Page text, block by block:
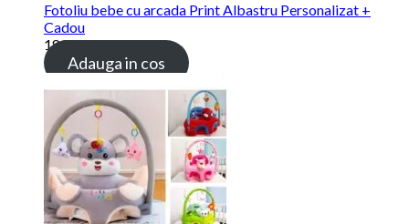
Fotoliu bebe cu arcada Print Albastru Personalizat +
Cadou
189.00lei
Adauga in cos